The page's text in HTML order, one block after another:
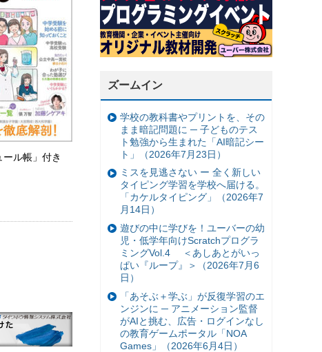
ル帳」付き
ズームイン
学校の教科書やプリントを、その
まま暗記問題に ─ 子どものテス
ト勉強から生まれた「AI暗記シー
ト」（2026年7月23日）
ミスを見逃さない ー 全く新しい
タイピング学習を学校へ届ける。
「カケルタイピング」（2026年7
月14日）
遊びの中に学びを！ユーバーの幼
児・低学年向けScratchプログラ
ミングVol.4 ＜あしあとがいっ
ぱい『ループ』＞（2026年7月6
日）
「あそぶ＋学ぶ」が反復学習のエ
ンジンに ─ アニメーション監督
がAIと挑む、広告・ログインなし
の教育ゲームポータル「NOA
Games」（2026年6月4日）